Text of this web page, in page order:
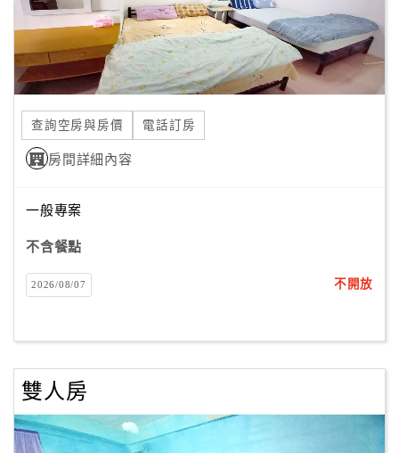
訂
房
國
卡
房
合
作
查詢空房與房價 電話訂房
房間詳細內容
一般專案
不含餐點
2026/08/07 不開放
雙人房